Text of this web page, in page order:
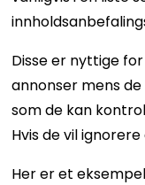
Disse er nyttige
annonser mens
som de kan
Hvis de vil
Her er et